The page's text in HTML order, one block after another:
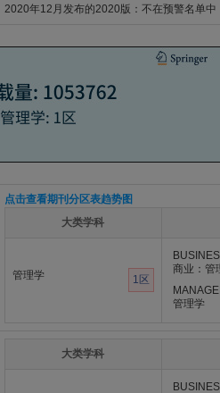
2020年12月发布的2020版：不在预警名单中
点击查看期刊分区表趋势图
大类学科
管理学 1区
商业：管
管理学
大类学科